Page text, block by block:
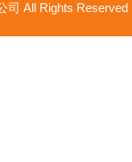
司 All Rights